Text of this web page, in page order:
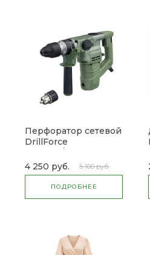
Перфоратор сетевой
DrillForce
4 250 руб.
5 100 руб.
ПОДРОБНЕЕ